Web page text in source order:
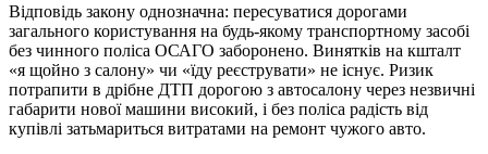
Відповідь закону однозначна: пересуватися дорогами
загального користування на будь-якому транспортному засобі
без чинного поліса ОСАГО заборонено. Винятків на кшталт
«я щойно з салону» чи «їду реєструвати» не існує. Ризик
потрапити в дрібне ДТП дорогою з автосалону через незвичні
габарити нової машини високий, і без поліса радість від
купівлі затьмариться витратами на ремонт чужого авто.